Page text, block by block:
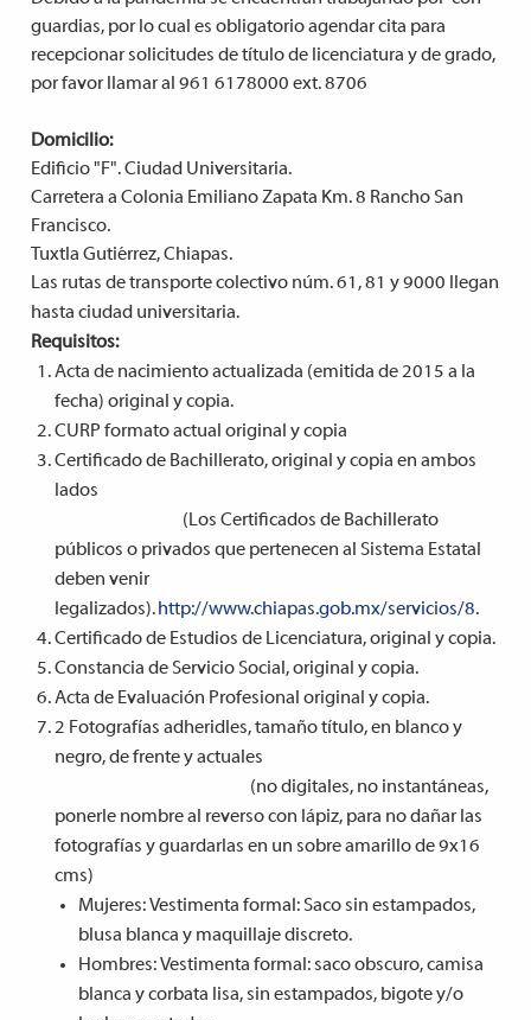
guardias, por lo cual es obligatorio agendar cita para
recepcionar solicitudes de título de licenciatura y de grado,
por favor llamar al 961 6178000 ext. 8706
Domicilio:
Edificio "F". Ciudad Universitaria.
Carretera a Colonia Emiliano Zapata Km. 8 Rancho San
Francisco.
Tuxtla Gutiérrez, Chiapas.
Las rutas de transporte colectivo núm. 61, 81 y 9000 llegan
hasta ciudad universitaria.
Requisitos:
Acta de nacimiento actualizada (emitida de 2015 a la
fecha) original y copia.
CURP formato actual original y copia
Certificado de Bachillerato, original y copia en ambos
lados
(Los Certificados de Bachillerato
públicos o privados que pertenecen al Sistema Estatal
deben venir
legalizados). http://www.chiapas.gob.mx/servicios/8.
Certificado de Estudios de Licenciatura, original y copia.
Constancia de Servicio Social, original y copia.
Acta de Evaluación Profesional original y copia.
2 Fotografías adheridles, tamaño título, en blanco y
negro, de frente y actuales
(no digitales, no instantáneas,
ponerle nombre al reverso con lápiz, para no dañar las
fotografías y guardarlas en un sobre amarillo de 9x16
cms)
Mujeres: Vestimenta formal: Saco sin estampados,
blusa blanca y maquillaje discreto.
Hombres: Vestimenta formal: saco obscuro, camisa
blanca y corbata lisa, sin estampados, bigote y/o